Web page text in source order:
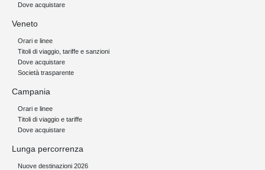
Dove acquistare
Veneto
Orari e linee
Titoli di viaggio, tariffe e sanzioni
Dove acquistare
Società trasparente
Campania
Orari e linee
Titoli di viaggio e tariffe
Dove acquistare
Lunga percorrenza
Nuove destinazioni 2026